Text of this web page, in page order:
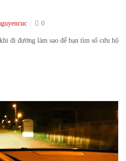
0
đi đường làm sao để bạn tìm số cứu hộ